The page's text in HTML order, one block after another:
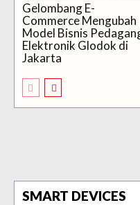
Gelombang E-
Commerce Mengubah
Model Bisnis
Elektronik Glodok di
Jakarta
SMART DEVICES